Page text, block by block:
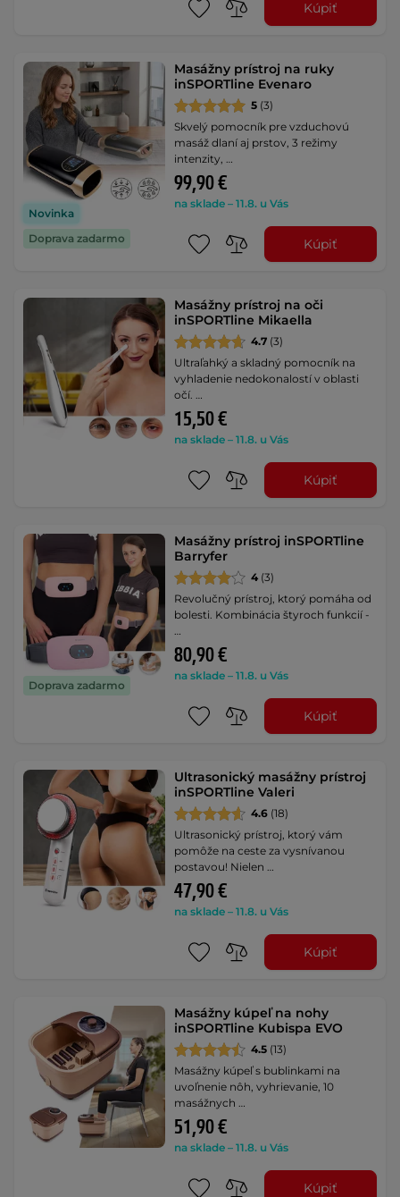
Kúpiť
Novinka
Doprava zadarmo
Masážny prístroj na ruky
inSPORTline Evenaro
5 (3)
Skvelý pomocník pre vzduchovú
masáž dlaní aj prstov, 3 režimy
intenzity, …
99,90 €
na sklade – 11.8. u Vás
Kúpiť
Masážny prístroj na oči
inSPORTline Mikaella
4.7 (3)
Ultraľahký a skladný pomocník na
vyhladenie nedokonalostí v oblasti
očí. …
15,50 €
na sklade – 11.8. u Vás
Kúpiť
Doprava zadarmo
Masážny prístroj inSPORTline
Barryfer
4 (3)
Revolučný prístroj, ktorý pomáha od
bolesti. Kombinácia štyroch funkcií -
…
80,90 €
na sklade – 11.8. u Vás
Kúpiť
Ultrasonický masážny prístroj
inSPORTline Valeri
4.6 (18)
Ultrasonický prístroj, ktorý vám
pomôže na ceste za vysnívanou
postavou! Nielen …
47,90 €
na sklade – 11.8. u Vás
Kúpiť
Masážny kúpeľ na nohy
inSPORTline Kubispa EVO
4.5 (13)
Masážny kúpeľ s bublinkami na
uvoľnenie nôh, vyhrievanie, 10
masážnych …
51,90 €
na sklade – 11.8. u Vás
Kúpiť